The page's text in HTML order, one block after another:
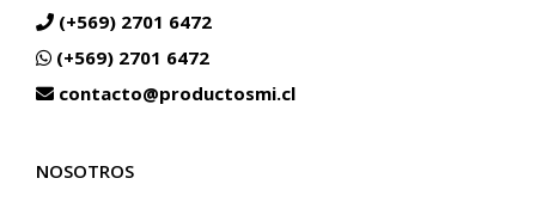
(+569) 2701 6472
(+569) 2701 6472
contacto@productosmi.cl
NOSOTROS